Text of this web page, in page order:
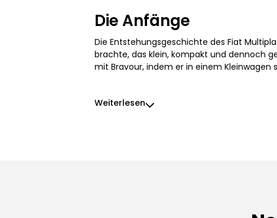
Die Anfänge
Die Entstehungsgeschichte des Fiat
brachte, das klein, kompakt und dennoch
mit Bravour, indem er in einem Kleinwagen
Weiterlesen